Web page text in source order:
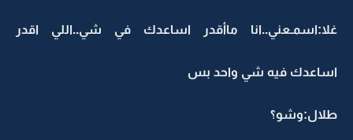
غلا:اسمـعني..انا ماأقدر اساعدك في شي..اللي اقدر
اساعدك فيه شي واحد بس
طلال:وشو؟